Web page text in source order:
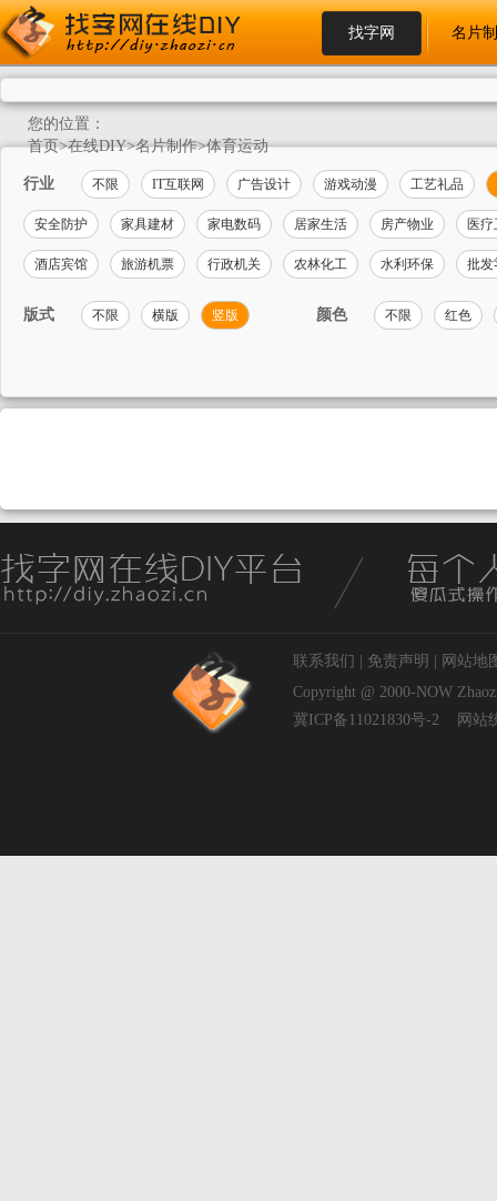
找字网 名片
您的位置：
首页>在线DIY>名片制作>体育运动
行业 不限 IT互联网 广告设计 游戏动漫 工艺礼品
安全防护 家具建材 家电数码 居家生活 房产物业 医
酒店宾馆 旅游机票 行政机关 农林化工 水利环保 批发
版式 不限 横版 竖版 颜色 不限 红色
联系我们 免责声明
网站地
Copyright @ 2000-NOW
冀ICP备11021830号-2
网站